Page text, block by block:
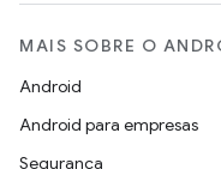
MAIS SOBRE O
Android
Android para empresas
Segurança